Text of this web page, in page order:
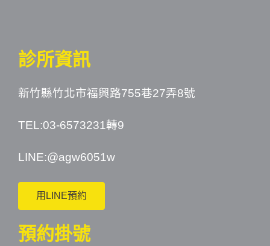
診所資訊
新竹縣竹北市福興路755巷27弄8號
TEL:03-6573231轉9
LINE:@agw6051w
用LINE預約
預約掛號